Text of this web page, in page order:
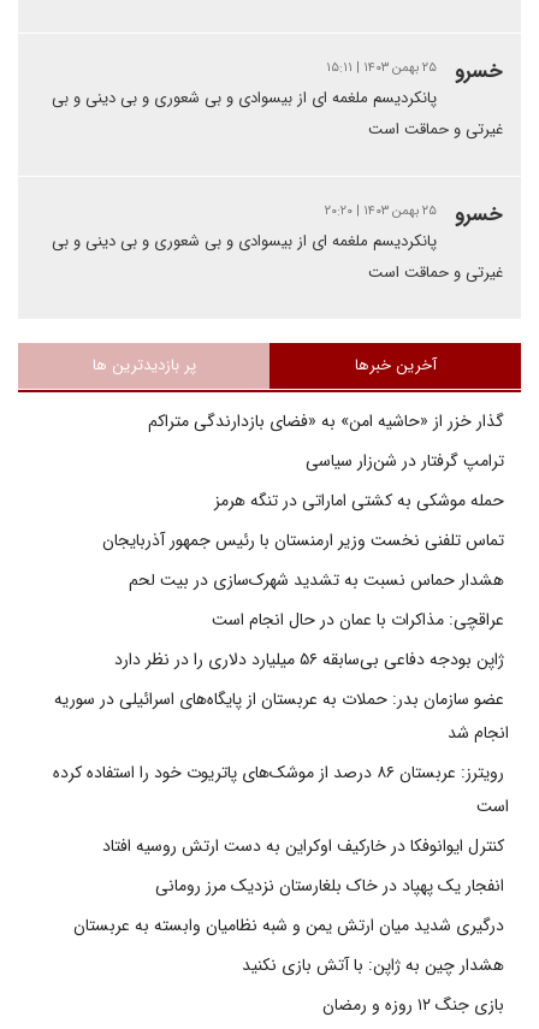
خسرو ۲۵ بهمن ۱۴۰۳ | ۱۵:۱۱
پانکردیسم ملغمه ای از بیسوادی و بی شعوری و بی دینی و بی
غیرتی و حماقت است
خسرو ۲۵ بهمن ۱۴۰۳ | ۲۰:۲۰
پانکردیسم ملغمه ای از بیسوادی و بی شعوری و بی دینی و بی
غیرتی و حماقت است
آخرین خبرها پر بازدیدترین ها
گذار خزر از «حاشیه امن» به «فضای بازدارندگی متراکم
ترامپ گرفتار در شن‌زار سیاسی
حمله موشکی به کشتی اماراتی در تنگه هرمز
تماس تلفنی نخست وزیر ارمنستان با رئیس جمهور آذربایجان
هشدار حماس نسبت به تشدید شهرک‌سازی در بیت‌ لحم
عراقچی: مذاکرات با عمان در حال انجام است
ژاپن بودجه دفاعی بی‌سابقه ۵۶ میلیارد دلاری را در نظر دارد
عضو سازمان بدر: حملات به عربستان از پایگاه‌های اسرائیلی در سوریه
انجام شد
رویترز: عربستان ۸۶ درصد از موشک‌های پاتریوت خود را استفاده کرده
است
کنترل ایوانوفکا در خارکیف اوکراین به دست ارتش روسیه افتاد
انفجار یک پهپاد در خاک بلغارستان نزدیک مرز رومانی
درگیری شدید میان ارتش یمن و شبه نظامیان وابسته به عربستان
هشدار چین به ژاپن: با آتش بازی نکنید
بازی جنگ ۱۲ روزه و رمضان